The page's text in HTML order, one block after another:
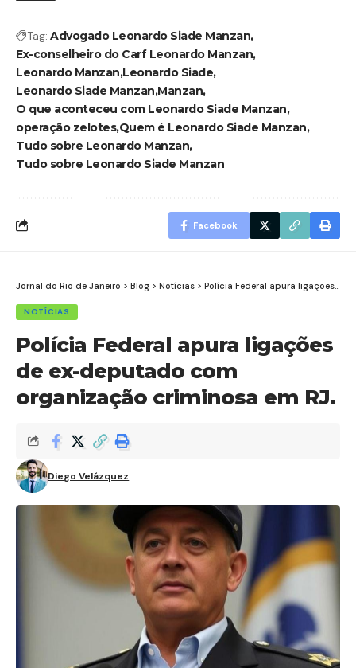
Tag: Advogado Leonardo Siade Manzan
Ex-conselheiro do Carf Leonardo Manzan
Leonardo Manzan Leonardo Siade
Leonardo Siade Manzan Manzan
O que aconteceu com Leonardo Siade Manzan
operação zelotesQuem é Leonardo Siade Manzan
Tudo sobre Leonardo Manzan
Tudo sobre Leonardo Siade Manzan
Facebook
Jornal do Rio de Janeiro > Blog > Notícias > Polícia Federal apura ligações de ex-deputado com organização criminosa em RJ.
NOTÍCIAS
Polícia Federal apura ligações
de ex-deputado com
organização criminosa em RJ.
Diego Velázquez